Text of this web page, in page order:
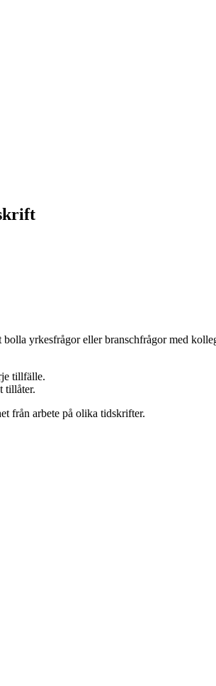
yrkesfrågor eller branschfrågor med
tillfälle.
tillåter.
från arbete på olika tidskrifter.